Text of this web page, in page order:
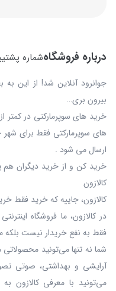
درباره فروشگاهشماره پشتیبانی :
جوانرود آنلاین شد! از این به
بیرون بری…
خرید های سوپرمارکتی در
های سوپرمارکتی فقط برای شهر
ارسال می شود .
خرید کن و از خرید دیگران
کالازون
کالازون، جاییه که خرید فقط
در کالازون، ما فروشگاه
فقط به نفع خریدار نیست بلکه
شما نه‌ تنها می‌تونید محصولاتی
آرایشی و بهداشتی، صوتی
می‌تونید با معرفی کالازون